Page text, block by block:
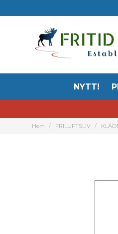
NYTT!
Hem FRILUFTSLIV